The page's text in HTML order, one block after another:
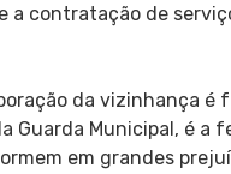
a contratação de
da vizinhança é
Guarda Municipal, é a
em grandes